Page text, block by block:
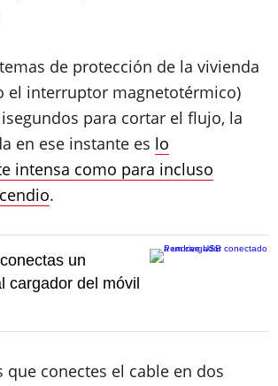
de protección de la vivienda
el interruptor magnetotérmico)
para cortar el flujo, la
en ese instante es lo
intensa como para incluso
.
un
cargador del móvil
que conectes el cable en dos